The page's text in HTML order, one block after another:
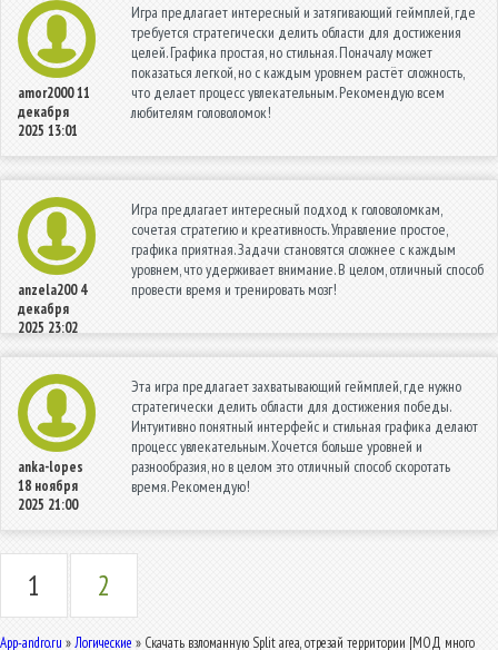
amor200011
декабря
2025 13:01
Игра предлагает интересный и затягивающий геймплей, где
требуется стратегически делить области для достижения
целей. Графика простая, но стильная. Поначалу может
показаться легкой, но с каждым уровнем растёт сложность,
что делает процесс увлекательным. Рекомендую всем
любителям головоломок!
anzela200 4
декабря
2025 23:02
Игра предлагает интересный подход к головоломкам,
сочетая стратегию и креативность. Управление простое,
графика приятная. Задачи становятся сложнее с каждым
уровнем, что удерживает внимание. В целом, отличный способ
провести время и тренировать мозг!
anka-lopes
18 ноября
2025 21:00
Эта игра предлагает захватывающий геймплей, где нужно
стратегически делить области для достижения победы.
Интуитивно понятный интерфейс и стильная графика делают
процесс увлекательным. Хочется больше уровней и
разнообразия, но в целом это отличный способ скоротать
время. Рекомендую!
1 2
App-andro.ru »Логические » Скачать взломанную Split area, отрезай территории [МОД много